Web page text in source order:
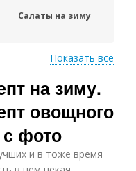
Салаты на зиму
Салаты с овощами
Овощи на зиму
Показать все
на зиму.
овощного
фото
и в тоже время